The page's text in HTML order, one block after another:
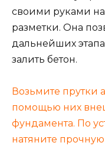
своими руками
разметки. Она
дальнейших
залить бетон.
Возьмите прутки
помощью них
фундамента. По
натяните